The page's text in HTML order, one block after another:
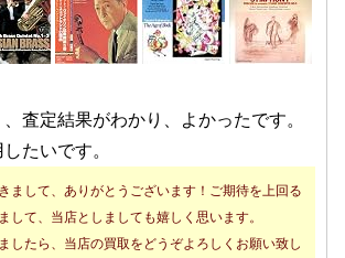
査定結果がわかり、よかったです。
たいです。
まして、ありがとうございます！ご期待を上回る
して、当店としましても嬉しく思います。
したら、当店の買取をどうぞよろしくお願い致し